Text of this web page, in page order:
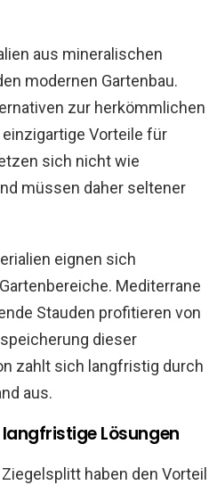
aus mineralischen
modernen Gartenbau.
zur herkömmlichen
Vorteile für
sich nicht wie
müssen daher seltener
eignen sich
Mediterrane
Stauden profitieren von
dieser
zahlt sich langfristig durch
aus.
Lösungen
haben den Vorteil